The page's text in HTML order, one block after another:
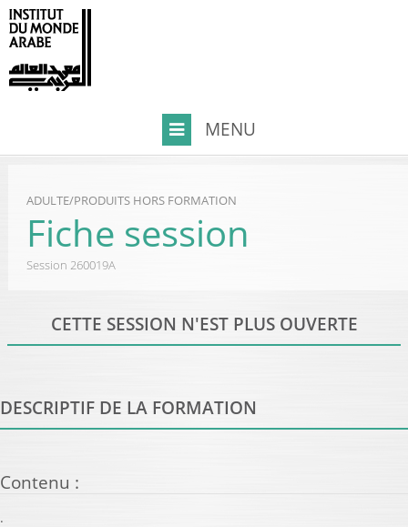
ADULTE/PRODUITS HORS FORMATION
Fiche session
Session 260019A
CETTE SESSION N'EST PLUS OUVERTE
DESCRIPTIF DE LA FORMATION
Contenu :
.